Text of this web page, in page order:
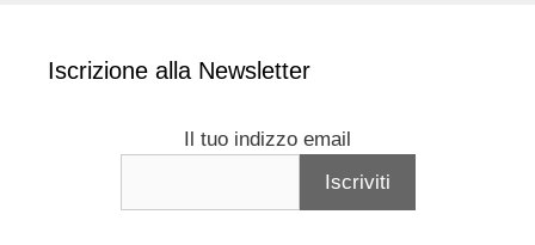
Iscrizione alla Newsletter
Il tuo indizzo email